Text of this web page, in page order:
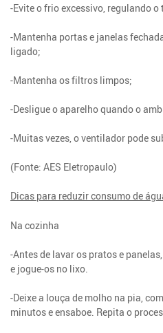
-Evite o frio excessivo, regulando
-Mantenha portas e janelas
ligado;
-Mantenha os filtros limpos;
-Desligue o aparelho quando o
-Muitas vezes, o ventilador pode
(Fonte: AES Eletropaulo)
Dicas para reduzir consumo de
Na cozinha
-Antes de lavar os pratos e
e jogue-os no lixo.
-Deixe a louça de molho na pia,
minutos e ensaboe. Repita o